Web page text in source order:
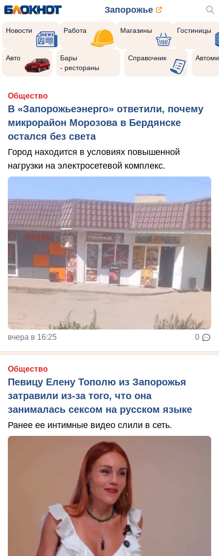
Запорожье
Новости Работа Магазины Гостиницы
Авто
Бары
- рестораны
Справочник
Общество
В «Запорожьеэнерго» ответили, почему
микрорайон Морозова в Бердянске
остался без света
Город находится в условиях повышенной
нагрузки на электросетевой комплекс.
вчера в 16:25 0
Общество
Певицу Елену Тополю из Запорожья
затравили из-за того, что она
занималась сексом на русском языке
Ранее ее интимные видео слили в сеть.